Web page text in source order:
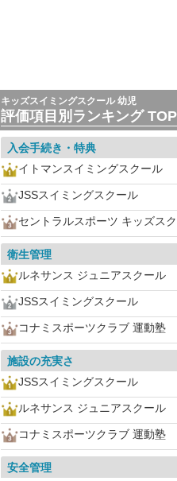
キッズスイミングスクール 幼児
評価項目別ランキング
入会手続き・特典
イトマンスイミングスクール
JSSスイミングスクール
セントラルスポーツ キッズス
衛生管理
ルネサンス ジュニアスクール
JSSスイミングスクール
コナミスポーツクラブ 運動塾
施設の充実さ
JSSスイミングスクール
ルネサンス ジュニアスクール
コナミスポーツクラブ 運動塾
安全管理